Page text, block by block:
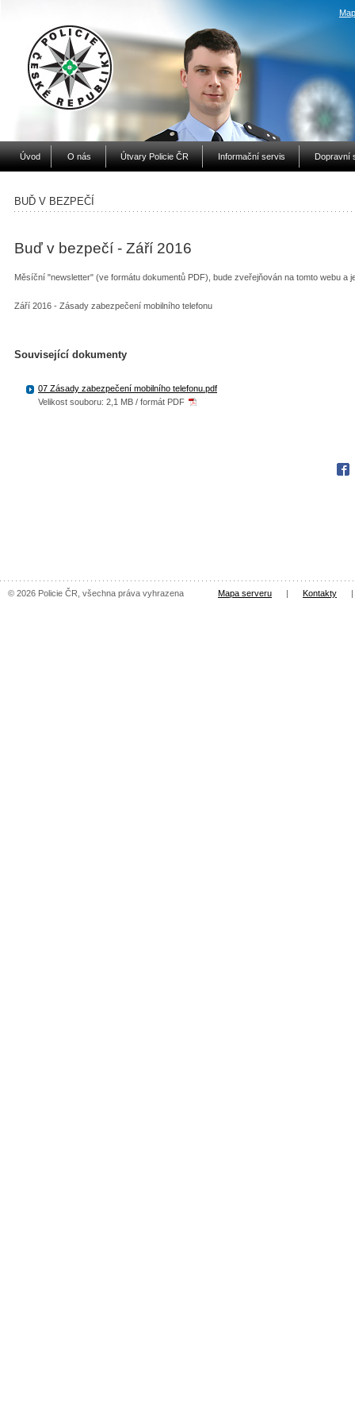
Úvod O nás Útvary Policie ČR Informační servis Dopravní
BUĎ V BEZPEČÍ
Buď v bezpečí - Září 2016
Měsíční "newsletter" (ve formátu dokumentů PDF), bude zveřejňován na tomto webu
Září 2016 - Zásady zabezpečení mobilního telefonu
Související dokumenty
07 Zásady zabezpečení mobilního telefonu.pdf
Velikost souboru: 2,1 MB / formát PDF
© 2026 Policie ČR, všechna práva vyhrazena Mapa serveru | Kontakty |